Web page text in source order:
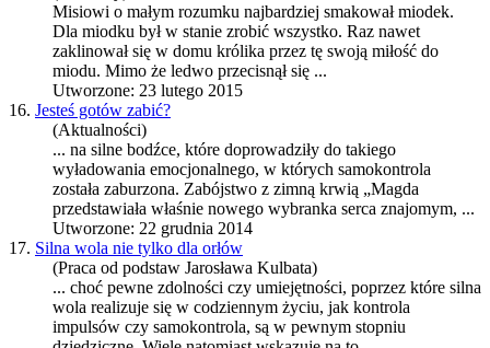
Misiowi o małym rozumku najbardziej smakował miodek.
Dla miodku był w stanie zrobić wszystko. Raz nawet
zaklinował się w domu królika przez tę swoją miłość do
miodu. Mimo że ledwo przecisnął się ...
Utworzone: 23 lutego 2015
16. Jesteś gotów zabić?
(Aktualności)
... na silne bodźce, które doprowadziły do takiego
wyładowania emocjonalnego, w których samokontrola
została zaburzona. Zabójstwo z zimną krwią „Magda
przedstawiała właśnie nowego wybranka serca znajomym, ...
Utworzone: 22 grudnia 2014
17. Silna wola nie tylko dla orłów
(Praca od podstaw Jarosława Kulbata)
... choć pewne zdolności czy umiejętności, poprzez które silna
wola realizuje się w codziennym życiu, jak kontrola
impulsów czy samokontrola, są w pewnym stopniu